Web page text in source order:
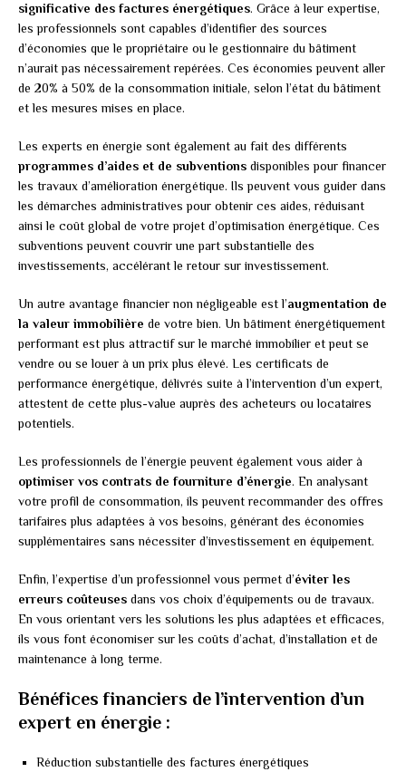
significative des factures énergétiques. Grâce à leur expertise,
les professionnels sont capables d’identifier des sources
d’économies que le propriétaire ou le gestionnaire du bâtiment
n’aurait pas nécessairement repérées. Ces économies peuvent aller
de 20% à 50% de la consommation initiale, selon l’état du bâtiment
et les mesures mises en place.
Les experts en énergie sont également au fait des différents
programmes d’aides et de subventions disponibles pour financer
les travaux d’amélioration énergétique. Ils peuvent vous guider dans
les démarches administratives pour obtenir ces aides, réduisant
ainsi le coût global de votre projet d’optimisation énergétique. Ces
subventions peuvent couvrir une part substantielle des
investissements, accélérant le retour sur investissement.
Un autre avantage financier non négligeable est l’augmentation de
la valeur immobilière de votre bien. Un bâtiment énergétiquement
performant est plus attractif sur le marché immobilier et peut se
vendre ou se louer à un prix plus élevé. Les certificats de
performance énergétique, délivrés suite à l’intervention d’un expert,
attestent de cette plus-value auprès des acheteurs ou locataires
potentiels.
Les professionnels de l’énergie peuvent également vous aider à
optimiser vos contrats de fourniture d’énergie. En analysant
votre profil de consommation, ils peuvent recommander des offres
tarifaires plus adaptées à vos besoins, générant des économies
supplémentaires sans nécessiter d’investissement en équipement.
Enfin, l’expertise d’un professionnel vous permet d’éviter les
erreurs coûteuses dans vos choix d’équipements ou de travaux.
En vous orientant vers les solutions les plus adaptées et efficaces,
ils vous font économiser sur les coûts d’achat, d’installation et de
maintenance à long terme.
Bénéfices financiers de l’intervention d’un
expert en énergie :
Réduction substantielle des factures énergétiques